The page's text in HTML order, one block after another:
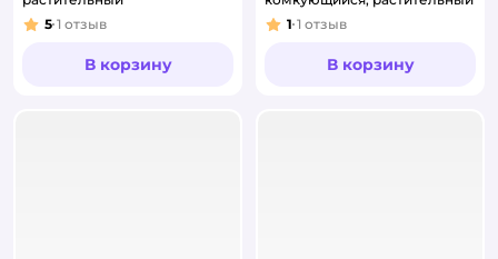
Рейтинг:
5 1 отзыв
В корзину
Рейтинг:
1 1 отзыв
В корзину